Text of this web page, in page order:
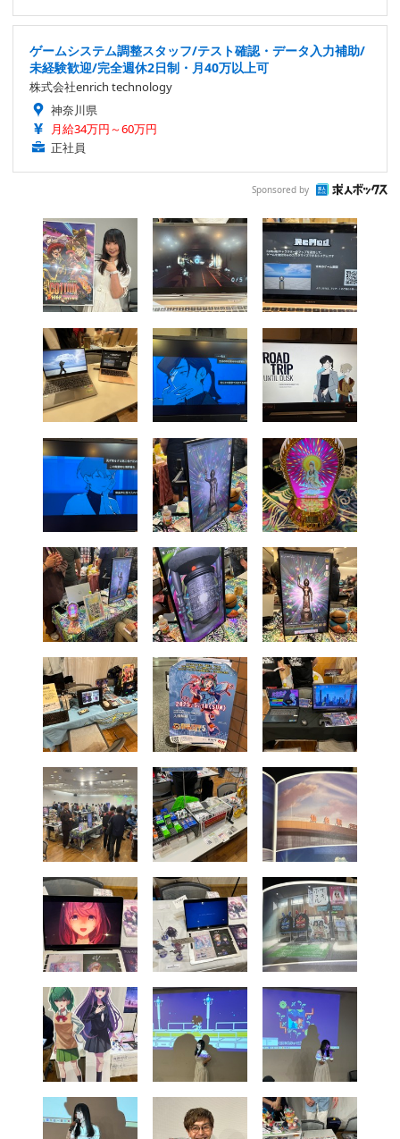
ゲームシステム調整スタッフ/テスト確認・データ入力補助/
未経験歓迎/完全週休2日制・月40万以上可
株式会社enrich technology
神奈川県
月給34万円～60万円
正社員
Sponsored by